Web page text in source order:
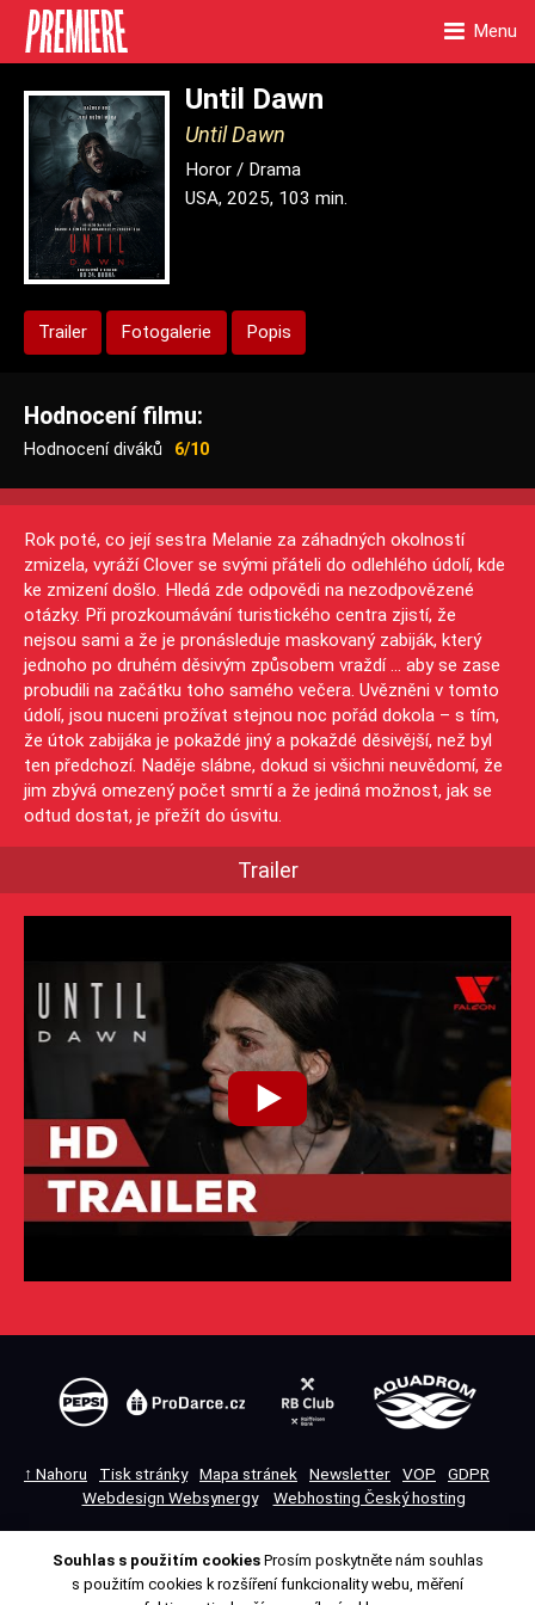
Menu
Until Dawn
Until Dawn
Horor / Drama
USA, 2025, 103 min.
Trailer Fotogalerie Popis
Hodnocení filmu:
Hodnocení diváků 6/10
Rok poté, co její sestra Melanie za záhadných okolností
zmizela, vyráží Clover se svými přáteli do odlehlého údolí, kde
ke zmizení došlo. Hledá zde odpovědi na nezodpovězené
otázky. Při prozkoumávání turistického centra zjistí, že
nejsou sami a že je pronásleduje maskovaný zabiják, který
jednoho po druhém děsivým způsobem vraždí … aby se zase
probudili na začátku toho samého večera. Uvězněni v tomto
údolí, jsou nuceni prožívat stejnou noc pořád dokola – s tím,
že útok zabijáka je pokaždé jiný a pokaždé děsivější, než byl
ten předchozí. Naděje slábne, dokud si všichni neuvědomí, že
jim zbývá omezený počet smrtí a že jediná možnost, jak se
odtud dostat, je přežít do úsvitu.
Trailer
↑ Nahoru Tisk stránky Mapa stránek Newsletter VOP
GDPR
Webdesign Websynergy
Webhosting Český hosting
Přepnout na desktopovou verzi
Souhlas s použitím cookiesProsím poskytněte nám souhlas
s použitím cookies k rozšíření funkcionality webu, měření